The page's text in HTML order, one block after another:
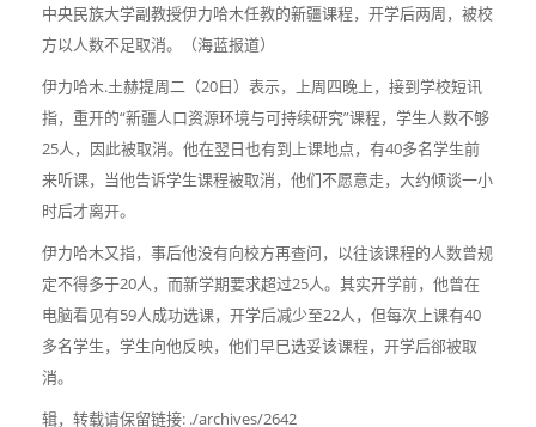
中央民族大学副教授伊力哈木任教的新疆课程，开学后两周，被校
方以人数不足取消。（海蓝报道）
伊力哈木.土赫提周二（20日）表示，上周四晚上，接到学校短讯
指，重开的“新疆人口资源环境与可持续研究”课程，学生人数不够
25人，因此被取消。他在翌日也有到上课地点，有40多名学生前
来听课，当他告诉学生课程被取消，他们不愿意走，大约倾谈一小
时后才离开。
伊力哈木又指，事后他没有向校方再查问，以往该课程的人数曾规
定不得多于20人，而新学期要求超过25人。其实开学前，他曾在
电脑看见有59人成功选课，开学后减少至22人，但每次上课有40
多名学生，学生向他反映，他们早巳选妥该课程，开学后郤被取
消。
辑，转载请保留链接: ./archives/2642